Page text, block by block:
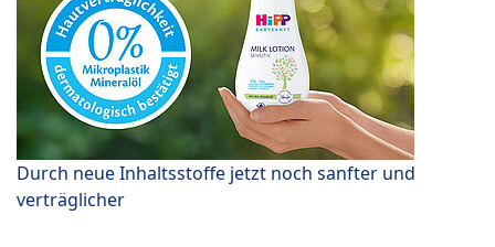
Durch neue Inhaltsstoffe jetzt noch sanfter und
verträglicher